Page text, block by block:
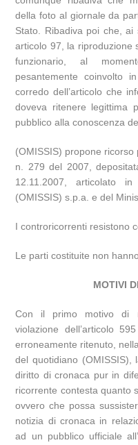
della foto al giornale da
Stato. Ribadiva poi che, ai
articolo 97, la riproduzione
funzionario, al
pesantemente coinvolto
corredo dell’articolo che
doveva ritenere legittima
pubblico alla conoscenza
(OMISSIS) propone
n. 279 del 2007,
12.11.2007, articolato
(OMISSIS) s.p.a. e del
I controricorrenti resistono
Le parti costituite non
MOTIVI
Con il primo motivo di
violazione dell’articolo
erroneamente ritenuto,
del quotidiano (OMISSIS),
diritto di cronaca pur in
ricorrente contesta quanto
ovvero che possa
notizia di cronaca in
ad un pubblico ufficiale